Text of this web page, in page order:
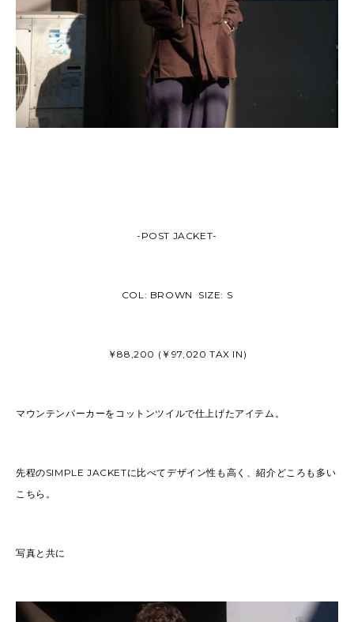
-POST JACKET-
COL: BROWN SIZE: S
￥88,200 (￥97,020 TAX IN)
マウンテンパーカーをコットンツイルで仕上げたアイテム。
先程のSIMPLE JACKETに比べてデザイン性も高く、紹介どころも多い
こちら。
写真と共に